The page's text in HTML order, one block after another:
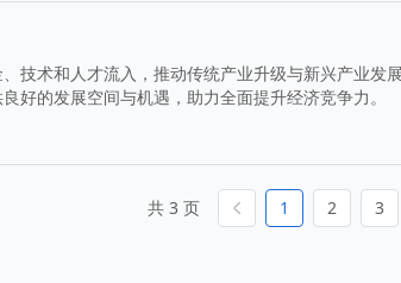
技术和人才流入，推动传统产业升级与新兴产业发
好的发展空间与机遇，助力全面提升经济竞争力。
共 3 页 1 2 3